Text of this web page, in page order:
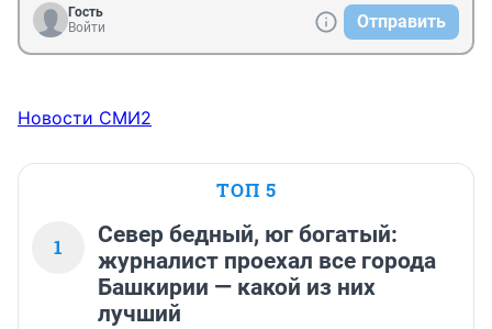
Гость
Войти
Отправить
Новости СМИ2
ТОП 5
1
Север бедный, юг богатый:
журналист проехал все города
Башкирии — какой из них
лучший